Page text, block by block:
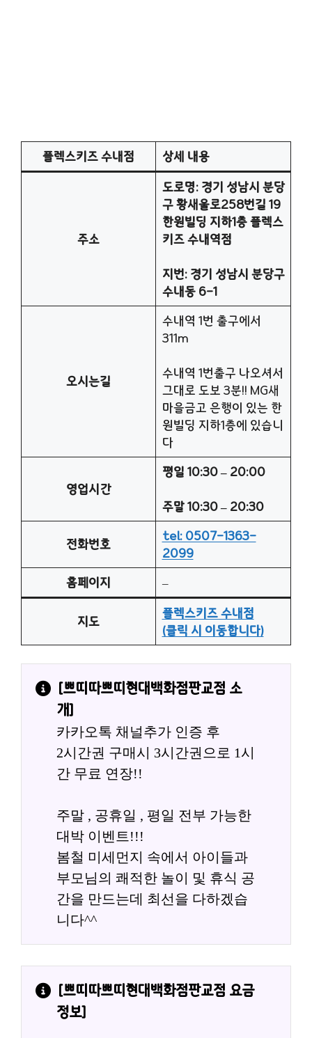
플렉스키즈 수내점 상세 내용
주소
도로명: 경기 성남시 분당
구 황새울로258번길 19
한원빌딩 지하1층 플렉스
키즈 수내역점
지번: 경기 성남시 분당구
수내동 6-1
오시는길
수내역 1번 출구에서
311m
수내역 1번출구 나오셔서
그대로 도보 3분!! MG새
마을금고 은행이 있는 한
원빌딩 지하1층에 있습니
다
영업시간
평일 10:30 – 20:00
주말 10:30 – 20:30
전화번호
tel: 0507-1363-
2099
홈페이지
–
지도
플렉스키즈 수내점
(클릭 시 이동합니다)
[쁘띠따쁘띠현대백화점판교점 소
개]
카카오톡 채널추가 인증 후
2시간권 구매시 3시간권으로 1시
간 무료 연장!!
주말 , 공휴일 , 평일 전부 가능한
대박 이벤트!!!
봄철 미세먼지 속에서 아이들과
부모님의 쾌적한 놀이 및 휴식 공
간을 만드는데 최선을 다하겠습
니다^^
[쁘띠따쁘띠현대백화점판교점 요금
정보]